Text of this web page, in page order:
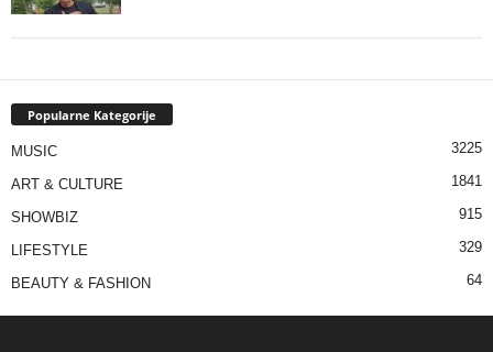
Popularne Kategorije
MUSIC 3225
ART & CULTURE 1841
SHOWBIZ 915
LIFESTYLE 329
BEAUTY & FASHION 64